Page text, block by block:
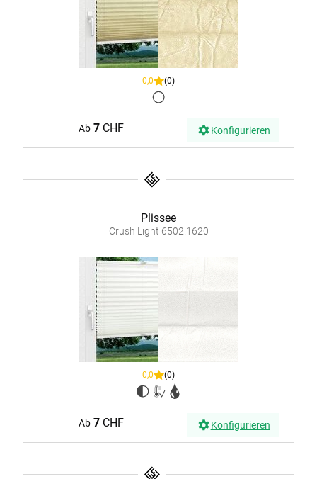
0,0 (0)
Ab 7CHF Konfigurieren
Plissee
Crush Light 6502.1620
0,0 (0)
Ab 7CHF Konfigurieren